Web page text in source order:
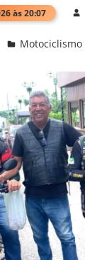
às 20:07
Motociclismo